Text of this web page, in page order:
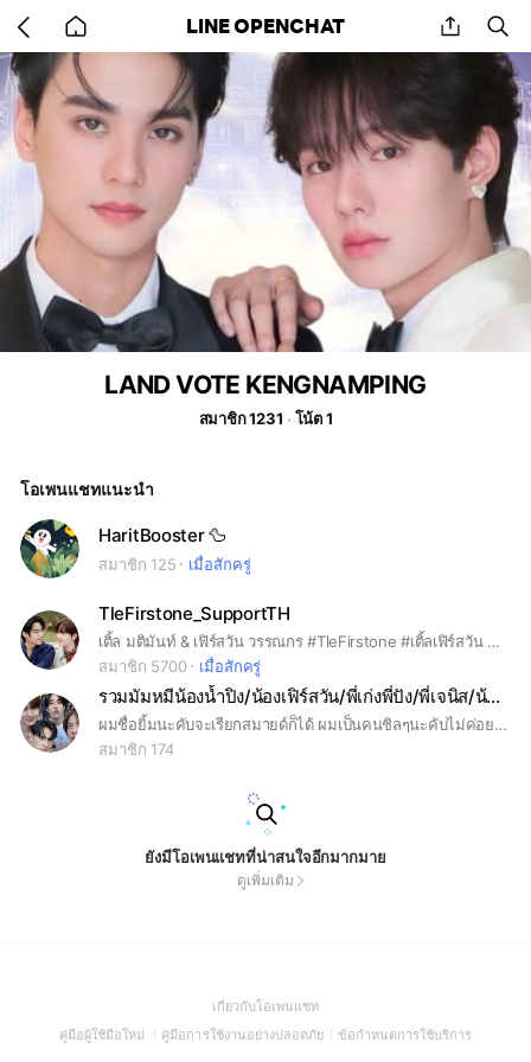
back
to
LINE OPENCHAT share
LAND VOTE KENGNAMPING
สมาชิก 1231 โน้ต 1
โอเพนแชทแนะนำ
HaritBooster 🦆
สมาชิก 125 เมื่อสักครู่
TleFirstone_SupportTH
เติ้ล มติมันท์ & เฟิร์สวัน วรรณกร #TleFirstone #เติ้ลเฟิร์สวัน #TLE_mtm #Firstone
สมาชิก 5700
เมื่อสักครู่
รวมมัมหมีน้องน้ำปิง/น้องเฟิร์สวัน/พี่เก่งพี่ปัง/พี่เจนิส/น้องก้อง/พี่โทมัส
ผมชื่อยิ้มนะคับจะเรียกสมายด์ก็ได้ ผมเป็นคนชิลๆนะคับไม่ค่อยซีคับ ตามสบายได้เลยคับ กรุณาทำตามกฎด้วยนะคับ
สมาชิก 174
ยังมีโอเพนแชทที่น่าสนใจอีกมากมาย
ดูเพิ่มเติม
เกี่ยวกับโอเพนแชท(Open
in
คู่มือผู้ใช้มือใหม่
(Open
คู่มือการใช้งานอย่างปลอดภัย(Open
ข้อกำหนดการใช้บริการ(Open